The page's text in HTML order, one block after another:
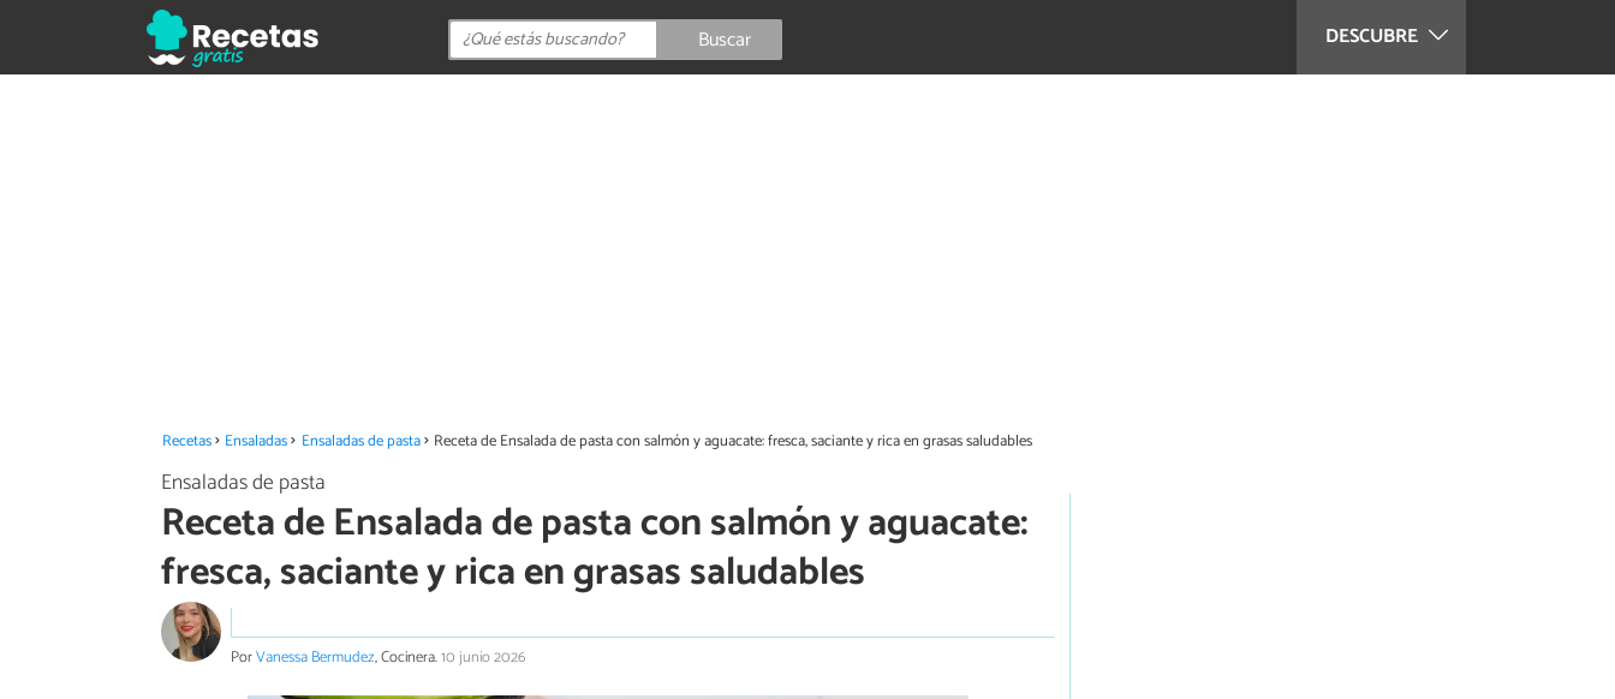
DESCUBRE
Buscar
Recetas Ensaladas Ensaladas de pasta Receta de Ensalada de pasta con salmón y aguacate: fresca, saciante y rica en grasas saludables
Ensaladas de pasta
Receta de Ensalada de pasta con salmón y aguacate:
fresca, saciante y rica en grasas saludables
PorVanessa Bermudez, Cocinera.10 junio 2026